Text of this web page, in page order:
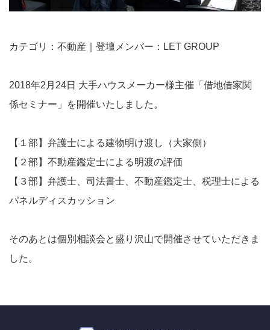
カテゴリ：不動産｜登壇メンバー：LET GROUP
2018年2月24日 大手ハウスメーカー様主催「借地借家関
係セミナー」を開催いたしました。
【１部】弁護士による建物明け渡し（大家側）
【２部】不動産鑑定士による明渡の評価
【３部】弁護士、司法書士、不動産鑑定士、税理士による
パネルディスカッション
そのあとは個別相談会と盛り沢山で開催させていただきま
した。